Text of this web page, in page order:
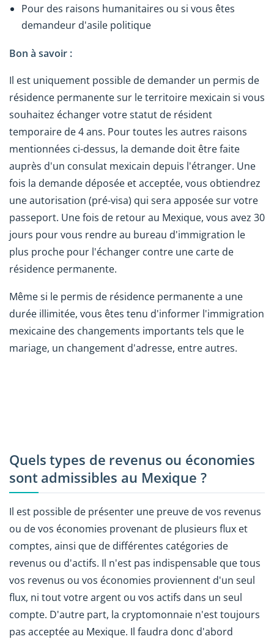
Pour des raisons humanitaires ou si vous êtes
demandeur d'asile politique
Bon à savoir :
Il est uniquement possible de demander un permis de
résidence permanente sur le territoire mexicain si vous
souhaitez échanger votre statut de résident
temporaire de 4 ans. Pour toutes les autres raisons
mentionnées ci-dessus, la demande doit être faite
auprès d'un consulat mexicain depuis l'étranger. Une
fois la demande déposée et acceptée, vous obtiendrez
une autorisation (pré-visa) qui sera apposée sur votre
passeport. Une fois de retour au Mexique, vous avez 30
jours pour vous rendre au bureau d'immigration le
plus proche pour l'échanger contre une carte de
résidence permanente.
Même si le permis de résidence permanente a une
durée illimitée, vous êtes tenu d'informer l'immigration
mexicaine des changements importants tels que le
mariage, un changement d'adresse, entre autres.
Quels types de revenus ou économies
sont admissibles au Mexique ?
Il est possible de présenter une preuve de vos revenus
ou de vos économies provenant de plusieurs flux et
comptes, ainsi que de différentes catégories de
revenus ou d'actifs. Il n'est pas indispensable que tous
vos revenus ou vos économies proviennent d'un seul
flux, ni tout votre argent ou vos actifs dans un seul
compte. D'autre part, la cryptomonnaie n'est toujours
pas acceptée au Mexique. Il faudra donc d'abord